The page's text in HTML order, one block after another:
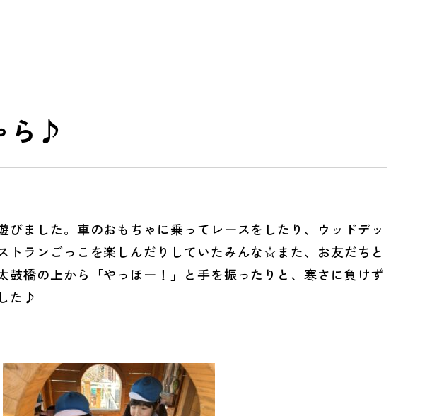
ら♪
ました。車のおもちゃに乗ってレースをしたり、ウッドデッ
ランごっこを楽しんだりしていたみんな☆また、お友だちと
鼓橋の上から「やっほー！」と手を振ったりと、寒さに負けず
た♪